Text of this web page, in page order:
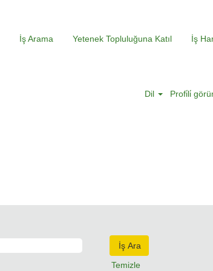
İş Arama Yetenek Topluluğuna Katıl İş
Dil Profi̇li̇
Temizle